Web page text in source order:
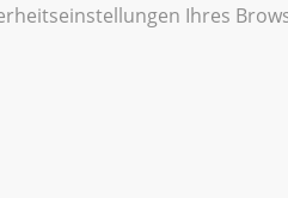
Ihres